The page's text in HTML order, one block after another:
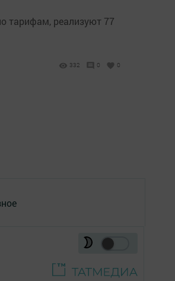
тарифам, реализуют 77
332 0 0